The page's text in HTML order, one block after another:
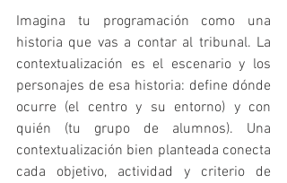
Imagina tu programación como una
historia que vas a contar al tribunal. La
contextualización es el escenario y los
personajes de esa historia: define dónde
ocurre (el centro y su entorno) y con
quién (tu grupo de alumnos). Una
contextualización bien planteada conecta
cada objetivo, actividad y criterio de